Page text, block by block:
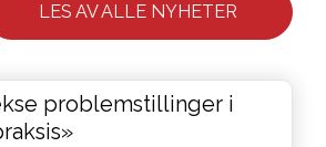
LES AV ALLE NYHETER
problemstillinger i